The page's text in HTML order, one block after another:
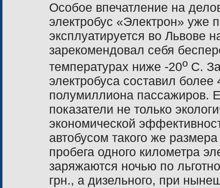
Особое впечатление на
электробус «Электрон» уже
эксплуатируется во Львове
зарекомендовал себя
температурах ниже -20о С.
электробуса составил
полумиллиона пассажиров.
показатели не только
экономической
автобусом такого же
пробега одного километра
заряжаются ночью по
грн., а дизельного, при